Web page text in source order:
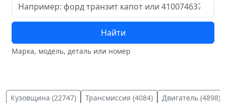
Найти
Марка, модель, деталь или номер
Кузовщина (22747) Трансмиссия (4084) Двигатель (4898)